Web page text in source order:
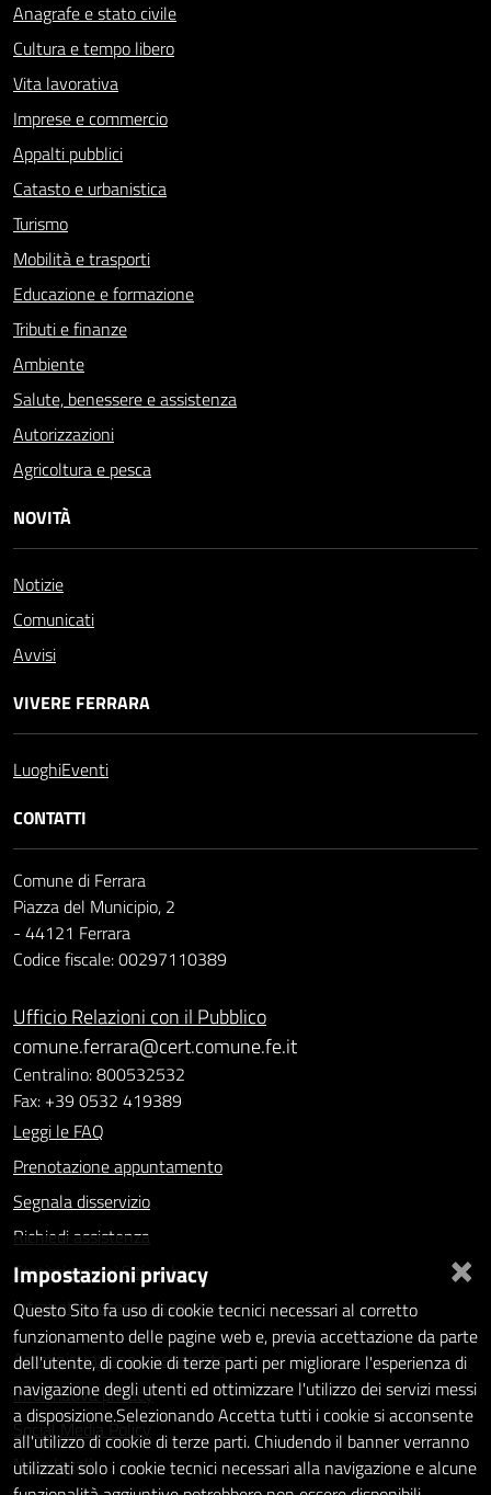
Anagrafe e stato civile
Cultura e tempo libero
Vita lavorativa
Imprese e commercio
Appalti pubblici
Catasto e urbanistica
Turismo
Mobilità e trasporti
Educazione e formazione
Tributi e finanze
Ambiente
Salute, benessere e assistenza
Autorizzazioni
Agricoltura e pesca
NOVITÀ
Notizie
Comunicati
Avvisi
VIVERE FERRARA
LuoghiEventi
CONTATTI
Comune di Ferrara
Piazza del Municipio, 2
- 44121 Ferrara
Codice fiscale: 00297110389
Ufficio Relazioni con il Pubblico
comune.ferrara@cert.comune.fe.it
Centralino: 800532532
Fax: +39 0532 419389
Leggi le FAQ
Prenotazione appuntamento
Segnala disservizio
Richiedi assistenza
Statistiche dei Siti web
Intranet - accesso riservato
Amministrazione trasparente
Informativa privacy
Social Media Policy
Note legali
×
Impostazioni privacy
Questo Sito fa uso di cookie tecnici necessari al corretto
funzionamento delle pagine web e, previa accettazione da parte
dell'utente, di cookie di terze parti per migliorare l'esperienza di
navigazione degli utenti ed ottimizzare l'utilizzo dei servizi messi
a disposizione.Selezionando Accetta tutti i cookie si acconsente
all'utilizzo di cookie di terze parti. Chiudendo il banner verranno
utilizzati solo i cookie tecnici necessari alla navigazione e alcune